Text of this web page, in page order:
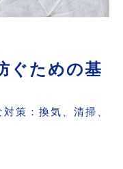
ぐための基
策：換気、清掃、